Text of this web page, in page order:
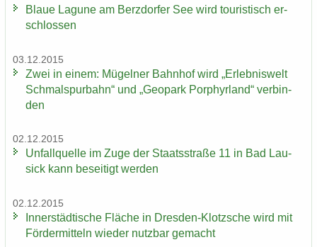
Blaue La­gu­ne am Berz­dor­fer See wird tou­ris­tisch er­
schlos­sen
03.12.2015
Zwei in einem: Mü­gel­ner Bahn­hof wird „Er­leb­nis­welt
Schmal­spur­bahn“ und „Geo­park Por­phyr­land“ ver­bin­
den
02.12.2015
Un­fall­quel­le im Zuge der Staats­stra­ße 11 in Bad Lau­
sick kann be­sei­tigt wer­den
02.12.2015
In­ner­städ­ti­sche Flä­che in Dresden-​Klotzsche wird mit
För­der­mit­teln wie­der nutz­bar ge­macht